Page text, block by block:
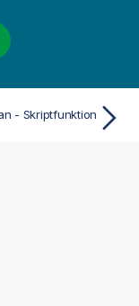
- Skriptfunktion